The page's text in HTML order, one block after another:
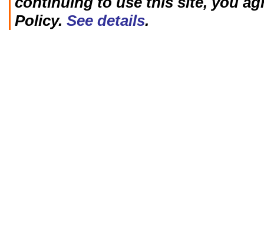
Policy. See details.